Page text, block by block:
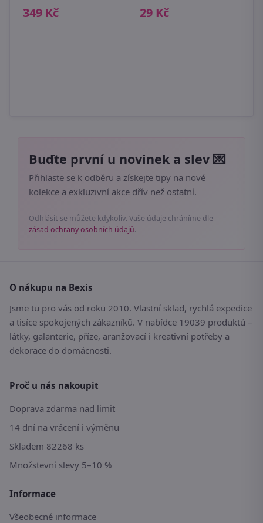
349 Kč 29 Kč
Buďte první u novinek a slev 💌
Přihlaste se k odběru a získejte tipy na nové
kolekce a exkluzivní akce dřív než ostatní.
Odhlásit se můžete kdykoliv. Vaše údaje chráníme dle
zásad ochrany osobních údajů.
O nákupu na Bexis
Jsme tu pro vás od roku 2010. Vlastní sklad, rychlá expedice
a tisíce spokojených zákazníků. V nabídce 19039 produktů –
látky, galanterie, příze, aranžovací i kreativní potřeby a
dekorace do domácnosti.
Proč u nás nakoupit
Doprava zdarma nad limit
14 dní na vrácení i výměnu
Skladem 82268 ks
Množstevní slevy 5–10 %
Informace
Všeobecné informace